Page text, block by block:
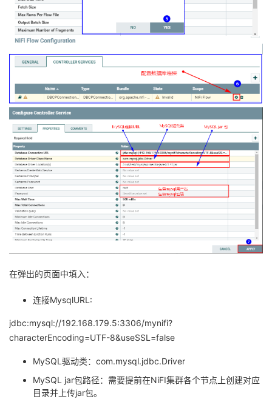
在弹出的页面中填入：
连接MysqlURL:
jdbc:mysql://192.168.179.5:3306/mynifi?
characterEncoding=UTF-8&useSSL=false
MySQL驱动类：com.mysql.jdbc.Driver
MySQL jar包路径：需要提前在NiFI集群各个节点上创建对应
目录并上传jar包。